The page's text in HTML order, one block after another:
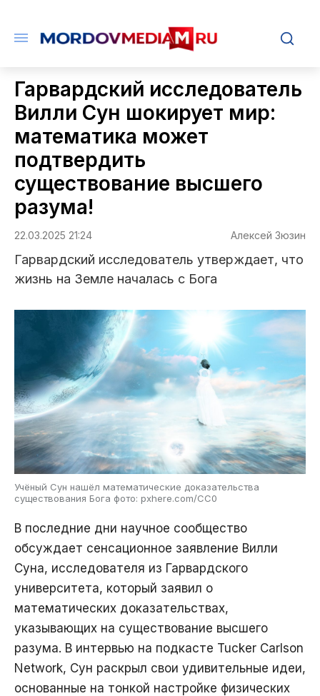
Гарвардский исследователь
Вилли Сун шокирует мир:
математика может
подтвердить
существование высшего
разума!
22.03.2025 21:24 Алексей Зюзин
Гарвардский исследователь утверждает, что
жизнь на Земле началась с Бога
Учёный Сун нашёл математические доказательства
существования Бога фото: pxhere.com/CC0
В последние дни научное сообщество
обсуждает сенсационное заявление Вилли
Суна, исследователя из Гарвардского
университета, который заявил о
математических доказательствах,
указывающих на существование высшего
разума. В интервью на подкасте Tucker Carlson
Network, Сун раскрыл свои удивительные идеи,
основанные на тонкой настройке физических